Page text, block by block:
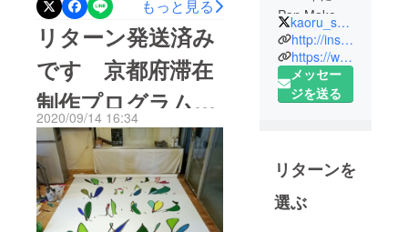
表を大成功させたい! ７月開
始までにお気に入り登録数
を増やしたいので、ぜひお
気に入りボタンをお願いし
ますhttps://camp-
fire.jp/projects/581310/previ
ew?
token=3p4fjuq5&amp;utm_c
ampaign=cp_po_share_proj
もっと見る
リターン発送済み
です 京都府滞在
制作プログラムの
お知らせ
2020/09/14 16:34
Pan Make-
up School、
2003年に
Kanebo
Make-up
のびのびと
育つ。 絵画
作家であり
kaoru_shibuta
http://instagram.com/shibuta_arts
https://www.saatchiart.com/shibuta777
メッセー
ジを送る
リターンを
選ぶ